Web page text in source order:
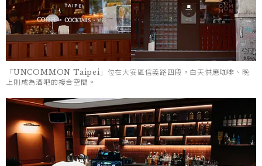
「UNCOMMON Taipei」位在大安區信義路四段，白天供應咖啡、晚
上則成為酒吧的複合空間。